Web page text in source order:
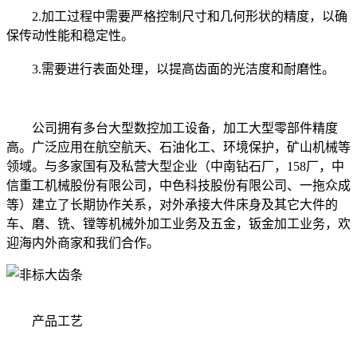
2.加工过程中需要严格控制尺寸和几何形状的精度，以确
保传动性能和稳定性。
3.需要进行表面处理，以提高齿面的光洁度和耐磨性。
公司拥有多台大型数控加工设备，加工大型零部件精度
高。广泛应用在航空航天、石油化工、环境保护，矿山机械等
领域。与多家国有及私营大型企业（中南钻石厂，158厂，中
信重工机械股份有限公司，中色科技股份有限公司、一拖众成
等）建立了长期协作关系，对外承接大件床身及其它大件的
车、磨、铣、镗等机械外加工业务及五金，钣金加工业务，欢
迎海内外商家和我们合作。
产品工艺